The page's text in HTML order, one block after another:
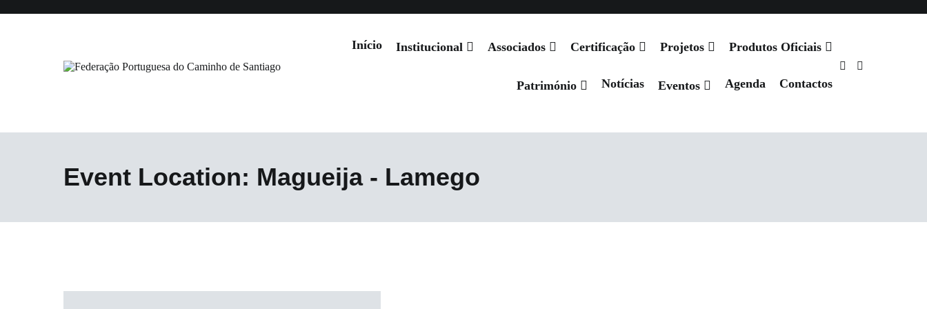
para
Início Institucional Associados Certificação Projetos Produtos Oficiais
Património Notícias Eventos Agenda Contactos
Event Location: Magueija - Lamego